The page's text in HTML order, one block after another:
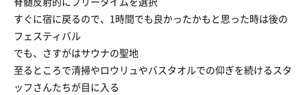
すぐに宿に戻るので、1時間でも良かったかもと思った時は後の
フェスティバル
でも、さすがはサウナの聖地
至るところで清掃やロウリュやバスタオルでの仰ぎを続けるスタ
ッフさんたちが目に入る